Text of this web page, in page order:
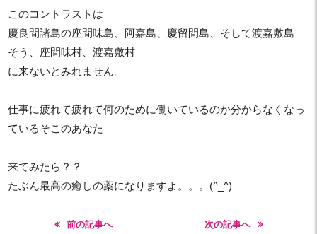
このコントラストは
慶良間諸島の座間味島、阿嘉島、慶留間島、そして渡嘉敷島
そう、座間味村、渡嘉敷村
に来ないとみれません。
仕事に疲れて疲れて何のために働いているのか分からなくなっ
ているそこのあなた
来てみたら？？
たぶん最高の癒しの薬になりますよ。。。(^_^)
前の記事へ 次の記事へ